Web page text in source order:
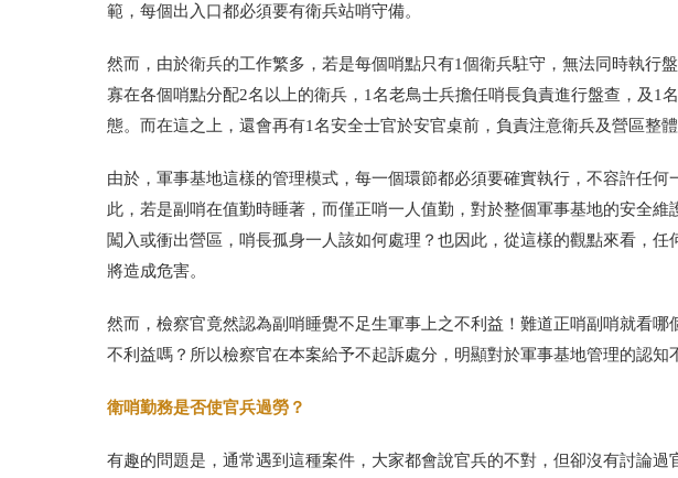
範，每個出入口都必須要有衛兵站哨守備。
然而，由於衛兵的工作繁多，若是每個哨點只有1個衛兵駐守，無法同時執行
寡在各個哨點分配2名以上的衛兵， 1名老鳥士兵擔任哨長負責進行盤查，及 1
態。而在這之上，還會再有1名安全士官於安官桌前，負責注意衛兵及營區整
由於，軍事基地這樣的管理模式，每一個環節都必須要確實執行，不容許任
此，若是副哨在值勤時睡著，而僅正哨一人值勤，對於整個軍事基地的安全
闖入或衝出營區，哨長孤身一人該如何處理？也因此，從這樣的觀點來看，
將造成危害。
然而，檢察官竟然認為副哨睡覺不足生軍事上之不利益！難道正哨副哨就看
不利益嗎？所以檢察官在本案給予不起訴處分，明顯對於軍事基地管理的認知
衛哨勤務是否使官兵過勞？
有趣的問題是，通常遇到這種案件，大家都會說官兵的不對，但卻沒有討論過